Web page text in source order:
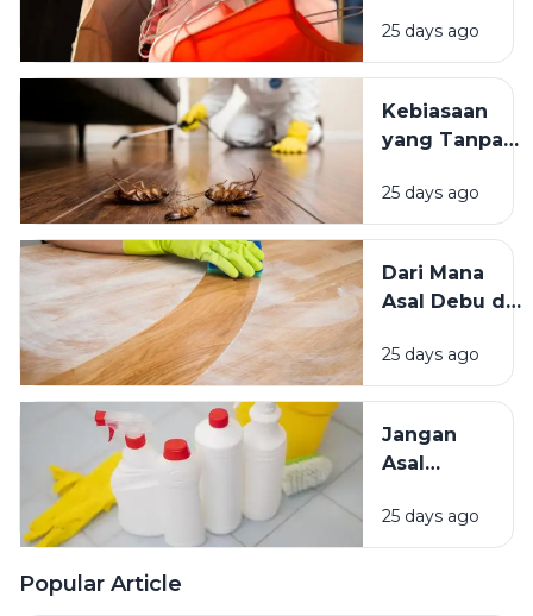
Kesejahteraan
Kita?
atau Di
Tempat
Mana yang
Lebih
25 days ago
Kebiasaan
yang Tanpa
Mengundang
Kecoak,
Hama
Lainnya Ke
25 days ago
Dari Mana
Asal Debu di
Kenali
Penyebab
Mengatasinya
25 days ago
Jangan
Asal
Bahan
Pembersih
25 days ago
Popular Article